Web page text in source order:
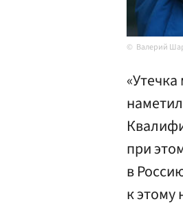
Валерий
при
в
к этому